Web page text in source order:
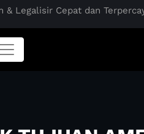
& Legalisir Cepat dan